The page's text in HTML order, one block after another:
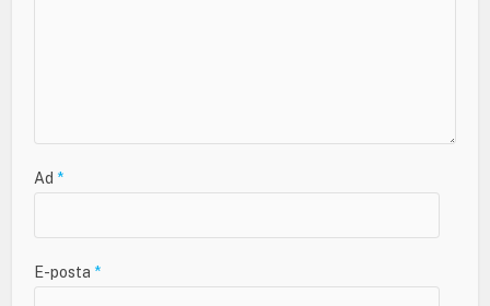
Ad *
E-posta *